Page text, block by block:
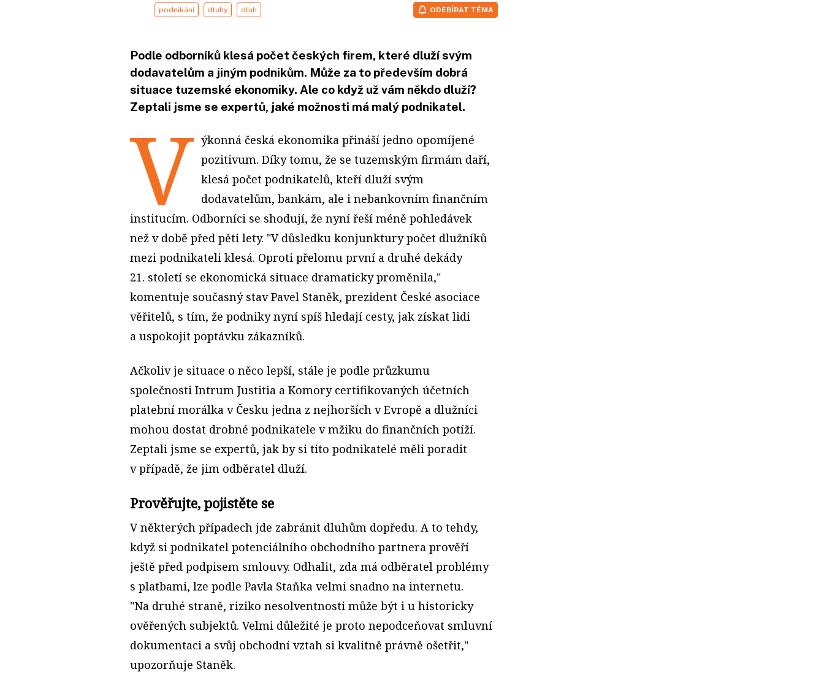
podnikání dluhy dluh ODEBÍRAT TÉMA
Podle odborníků klesá počet českých firem, které dluží svým
dodavatelům a jiným podnikům. Může za to především dobrá
situace tuzemské ekonomiky. Ale co když už vám někdo dluží?
Zeptali jsme se expertů, jaké možnosti má malý podnikatel.
V ýkonná česká ekonomika přináší jedno opomíjené
pozitivum. Díky tomu, že se tuzemským firmám daří,
klesá počet podnikatelů, kteří dluží svým
dodavatelům, bankám, ale i nebankovním finančním
institucím. Odborníci se shodují, že nyní řeší méně pohledávek
než v době před pěti lety. "V důsledku konjunktury počet dlužníků
mezi podnikateli klesá. Oproti přelomu první a druhé dekády
21. století se ekonomická situace dramaticky proměnila,"
komentuje současný stav Pavel Staněk, prezident České asociace
věřitelů, s tím, že podniky nyní spíš hledají cesty, jak získat lidi
a uspokojit poptávku zákazníků.
Ačkoliv je situace o něco lepší, stále je podle průzkumu
společnosti Intrum Justitia a Komory certifikovaných účetních
platební morálka v Česku jedna z nejhorších v Evropě a dlužníci
mohou dostat drobné podnikatele v mžiku do finančních potíží.
Zeptali jsme se expertů, jak by si tito podnikatelé měli poradit
v případě, že jim odběratel dluží.
Prověřujte, pojistěte se
V některých případech jde zabránit dluhům dopředu. A to tehdy,
když si podnikatel potenciálního obchodního partnera prověří
ještě před podpisem smlouvy. Odhalit, zda má odběratel problémy
s platbami, lze podle Pavla Staňka velmi snadno na internetu.
"Na druhé straně, riziko nesolventnosti může být i u historicky
ověřených subjektů. Velmi důležité je proto nepodceňovat smluvní
dokumentaci a svůj obchodní vztah si kvalitně právně ošetřit,"
upozorňuje Staněk.